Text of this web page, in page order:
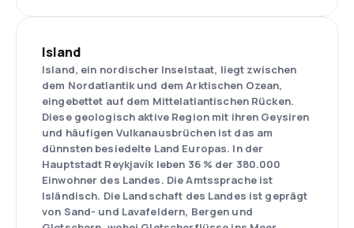
Island
Island, ein nordischer Inselstaat, liegt zwischen
dem Nordatlantik und dem Arktischen Ozean,
eingebettet auf dem Mittelatlantischen Rücken.
Diese geologisch aktive Region mit ihren Geysiren
und häufigen Vulkanausbrüchen ist das am
dünnsten besiedelte Land Europas. In der
Hauptstadt Reykjavík leben 36 % der 380.000
Einwohner des Landes. Die Amtssprache ist
Isländisch. Die Landschaft des Landes ist geprägt
von Sand- und Lavafeldern, Bergen und